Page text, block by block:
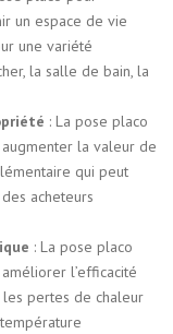
un espace de vie
une variété
la salle de bain, la
: La pose placo
augmenter la valeur de
qui peut
acheteurs
: La pose placo
l’efficacité
pertes de chaleur